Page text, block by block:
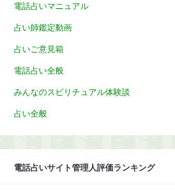
電話占いマニュアル
占い師鑑定動画
占いご意見箱
電話占い全般
みんなのスピリチュアル体験談
占い全般
電話占いサイト管理人評価ランキング